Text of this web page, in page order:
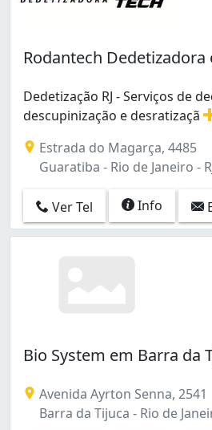
Rodantech
Dedetização RJ - Serviços de
descupinização e desratizaçã
Estrada do Magarça, 4485
Guaratiba - Rio de Janeiro -
Ver Tel Info
Bio System em Barra da
Avenida Ayrton Senna, 2541
Barra da Tijuca - Rio de